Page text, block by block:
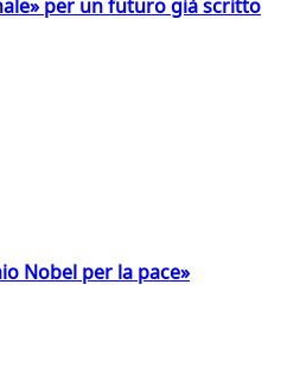
per un futuro già scritto
Nobel per la pace»